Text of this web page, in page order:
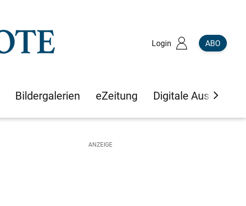
Login ABO
Bildergalerien eZeitung Digitale Ausgaben